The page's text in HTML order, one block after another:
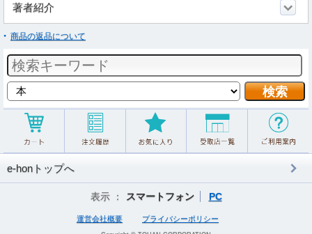
著者紹介
商品の返品について
e-honトップへ
表示 ： スマートフォン PC
運営会社概要 プライバシーポリシー